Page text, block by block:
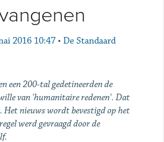
2016 10:47 • De Standaard
een 200-tal gedetineerden de
van 'humanitaire redenen'. Dat
Het nieuws wordt bevestigd op het
werd gevraagd door de